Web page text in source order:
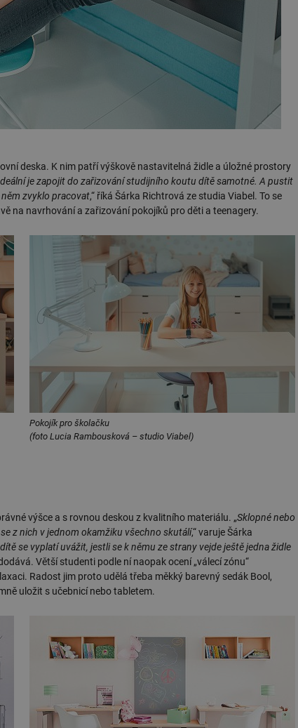
deska. K nim patří výškově nastavitelná židle a úložné prostory
je zapojit do zařizování studijního koutu dítě samotné. A pustit
zvyklo pracovat,“ říká Šárka Richtrová ze studia Viabel. To se
na navrhování a zařizování pokojíků pro děti a teenagery.
Pokojík pro školačku
(foto Lucia Rambousková – studio Viabel)
výšce a s rovnou deskou z kvalitního materiálu. „Sklopné nebo
z nich v jednom okamžiku všechno skutálí,“ varuje Šárka
se vyplatí uvážit, jestli se k němu ze strany vejde ještě jedna židle
dodává. Větší studenti podle ní naopak ocení „válecí zónu“
Radost jim proto udělá třeba měkký barevný sedák Bool,
uložit s učebnicí nebo tabletem.